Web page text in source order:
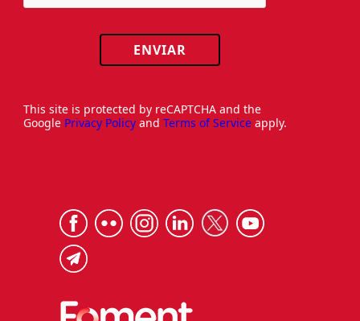
ENVIAR
This site is protected by reCAPTCHA and the
Google Privacy Policy and Terms of Service apply.